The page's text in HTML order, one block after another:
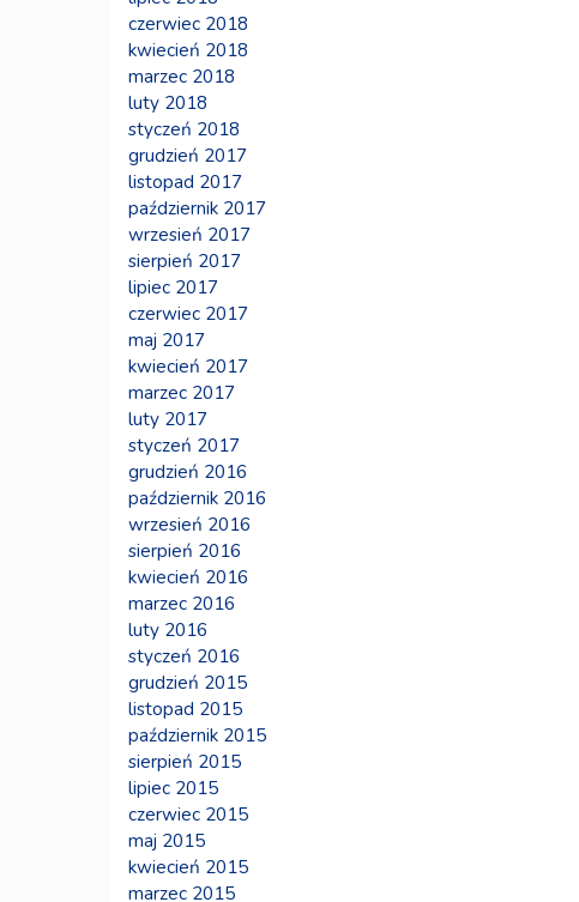
czerwiec 2018
kwiecień 2018
marzec 2018
luty 2018
styczeń 2018
grudzień 2017
listopad 2017
październik 2017
wrzesień 2017
sierpień 2017
lipiec 2017
czerwiec 2017
maj 2017
kwiecień 2017
marzec 2017
luty 2017
styczeń 2017
grudzień 2016
październik 2016
wrzesień 2016
sierpień 2016
kwiecień 2016
marzec 2016
luty 2016
styczeń 2016
grudzień 2015
listopad 2015
październik 2015
sierpień 2015
lipiec 2015
czerwiec 2015
maj 2015
kwiecień 2015
marzec 2015